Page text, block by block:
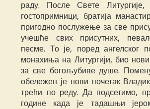
раду. После Свете Литургије,
гостопримници, братија
пригодно послужење за све
учешће свих присутних,
песме. То је, поред ангелског
монахиња на Литургији, био
за све богољубиве душе.
обележен је нови почетак
трећи по реду. Да подсетимо,
године када је тадашњи